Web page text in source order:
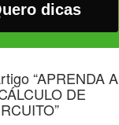
dicas
“APRENDA A
DE